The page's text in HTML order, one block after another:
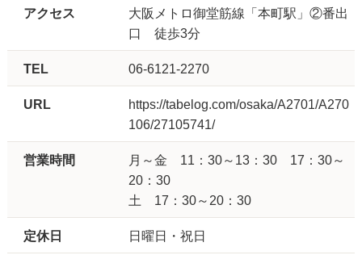
アクセス
大阪メトロ御堂筋線「本町駅」②番出
口 徒歩3分
TEL 06-6121-2270
URL
https://tabelog.com/osaka/A2701/A270
106/27105741/
営業時間
月～金 11：30～13：30 17：30～
20：30
土 17：30～20：30
定休日 日曜日・祝日